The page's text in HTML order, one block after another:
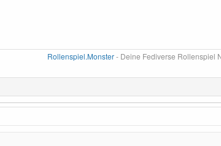
Rollenspiel.Monster- Deine Fediverse Rollenspiel